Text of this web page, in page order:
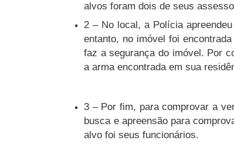
alvos foram dois de seus
2 – No local, a Polícia
entanto, no imóvel foi
faz a segurança do imóvel. Por
a arma encontrada em sua
3 – Por fim, para comprovar a
busca e apreensão para
alvo foi seus funcionários.